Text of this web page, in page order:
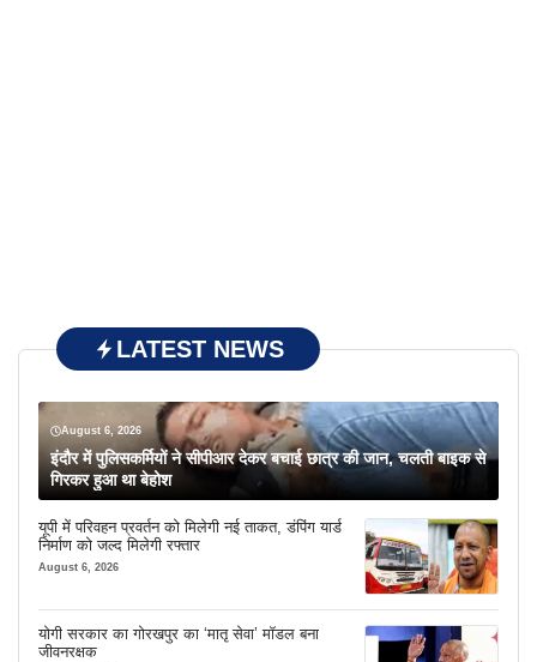
LATEST NEWS
August 6, 2026
इंदौर में पुलिसकर्मियों ने सीपीआर देकर बचाई छात्र की जान, चलती बाइक से
गिरकर हुआ था बेहोश
यूपी में परिवहन प्रवर्तन को मिलेगी नई ताकत, डंपिंग यार्ड
निर्माण को जल्द मिलेगी रफ्तार
August 6, 2026
योगी सरकार का गोरखपुर का ‘मातृ सेवा’ मॉडल बना
जीवनरक्षक